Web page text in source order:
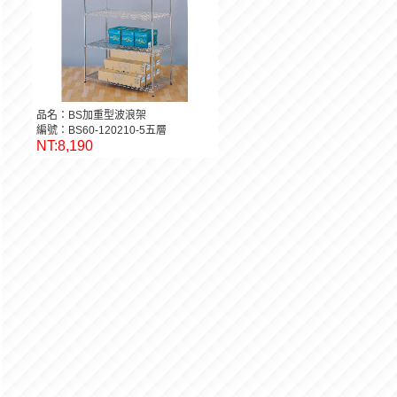
品名：BS加重型波浪架
編號：BS60-120210-5五層
NT:8,190